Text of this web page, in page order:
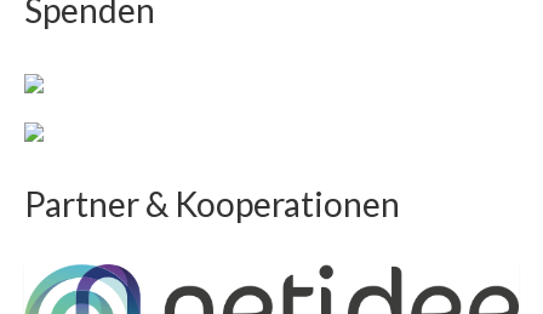
Spenden
Partner & Kooperationen